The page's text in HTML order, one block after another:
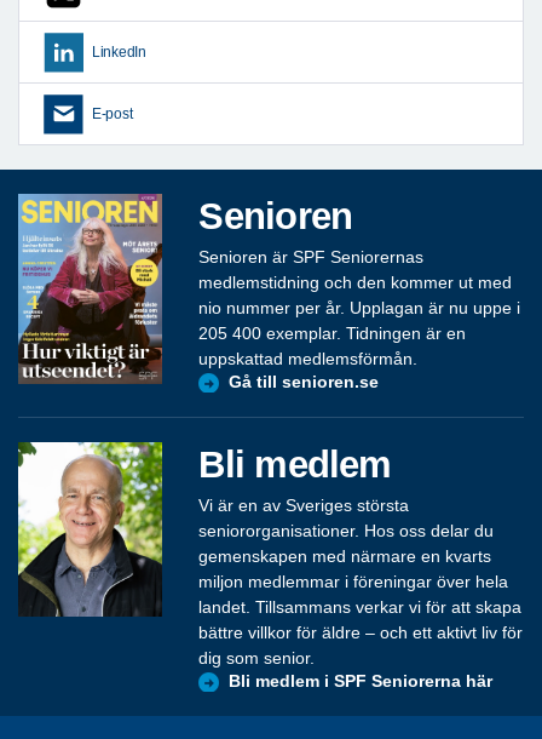
LinkedIn
E-post
Senioren
Senioren är SPF Seniorernas
medlemstidning och den kommer ut med
nio nummer per år. Upplagan är nu uppe i
205 400 exemplar. Tidningen är en
uppskattad medlemsförmån.
Gå till senioren.se
Bli medlem
Vi är en av Sveriges största
seniororganisationer. Hos oss delar du
gemenskapen med närmare en kvarts
miljon medlemmar i föreningar över hela
landet. Tillsammans verkar vi för att skapa
bättre villkor för äldre – och ett aktivt liv för
dig som senior.
Bli medlem i SPF Seniorerna här